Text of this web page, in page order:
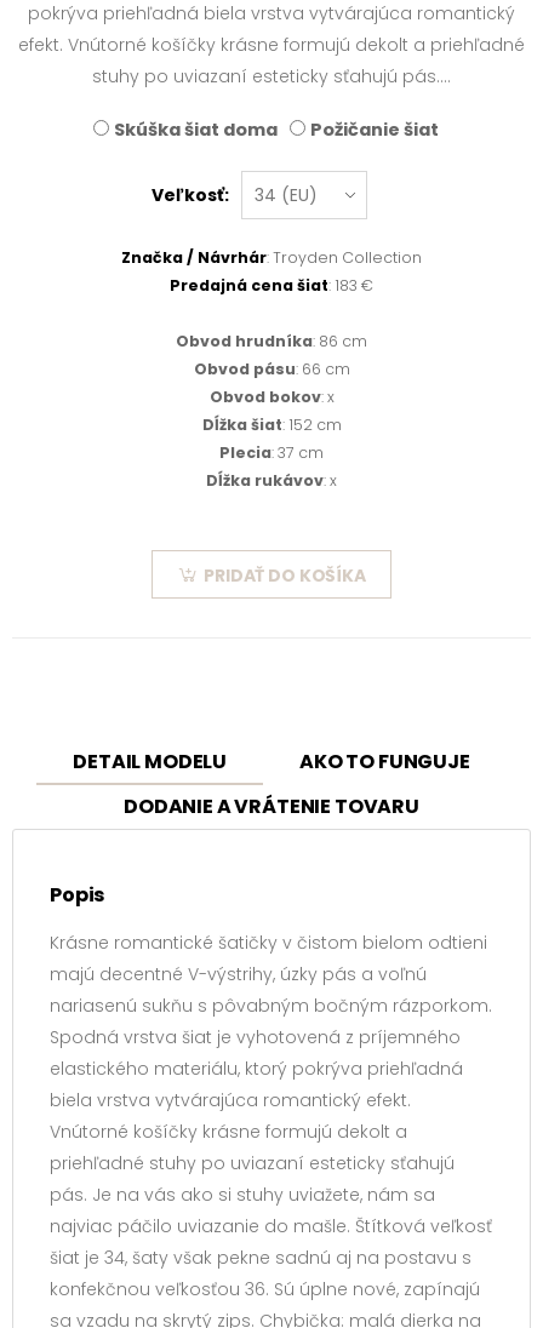
pokrýva priehľadná biela vrstva vytvárajúca romantický
efekt. Vnútorné košíčky krásne formujú dekolt a priehľadné
stuhy po uviazaní esteticky sťahujú pás....
Skúška šiat doma Požičanie šiat
Veľkosť:
Značka / Návrhár: Troyden Collection
Predajná cena šiat: 183 €
Obvod hrudníka: 86 cm
Obvod pásu: 66 cm
Obvod bokov: x
Dĺžka šiat: 152 cm
Plecia: 37 cm
Dĺžka rukávov: x
PRIDAŤ DO KOŠÍKA
DETAIL MODELU
AKO TO FUNGUJE
DODANIE A VRÁTENIE TOVARU
Popis
Krásne romantické šatičky v čistom bielom odtieni
majú decentné V-výstrihy, úzky pás a voľnú
nariasenú sukňu s pôvabným bočným rázporkom.
Spodná vrstva šiat je vyhotovená z príjemného
elastického materiálu, ktorý pokrýva priehľadná
biela vrstva vytvárajúca romantický efekt.
Vnútorné košíčky krásne formujú dekolt a
priehľadné stuhy po uviazaní esteticky sťahujú
pás. Je na vás ako si stuhy uviažete, nám sa
najviac páčilo uviazanie do mašle. Štítková veľkosť
šiat je 34, šaty však pekne sadnú aj na postavu s
konfekčnou veľkosťou 36. Sú úplne nové, zapínajú
sa vzadu na skrytý zips. Chybička: malá dierka na